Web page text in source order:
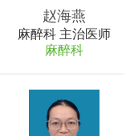
赵海燕
麻醉科 主治医师
麻醉科